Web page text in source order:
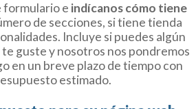
formulario e indícanos cómo tiene
de secciones, si tiene tienda
Incluye si puedes algún
guste y nosotros nos pondremos
en un breve plazo de tiempo con
estimado.